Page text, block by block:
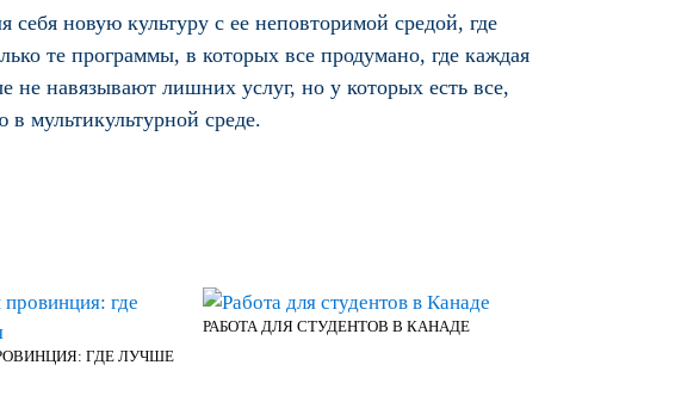
новую культуру с ее неповторимой средой, где
те программы, в которых все продумано, где каждая
не навязывают лишних услуг, но у которых есть все,
мультикультурной среде.
ГДЕ ЛУЧШЕ
РАБОТА ДЛЯ СТУДЕНТОВ В КАНАДЕ